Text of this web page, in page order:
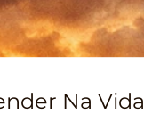
Na Vida